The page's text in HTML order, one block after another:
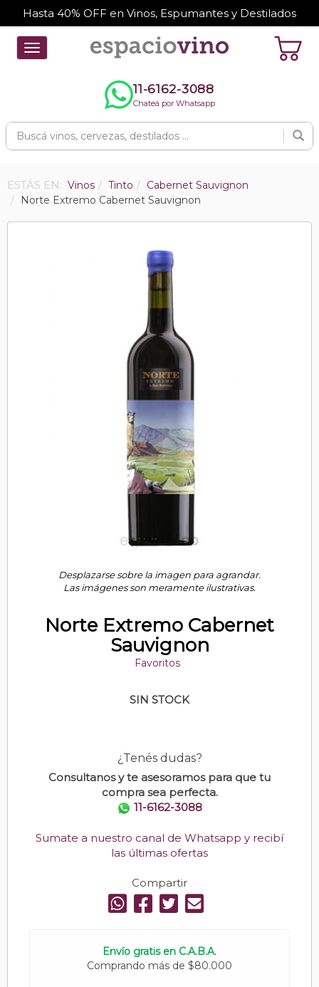
Hasta 40% OFF en Vinos, Espumantes y Destilados
Toggle
navigation
11-6162-3088
Chateá por Whatsapp
ESTÁS EN: Vinos Tinto
Cabernet Sauvignon
Norte Extremo Cabernet Sauvignon
Desplazarse sobre la imagen para agrandar.
Las imágenes son meramente ilustrativas.
Norte Extremo Cabernet
Sauvignon
Favoritos
SIN STOCK
¿Tenés dudas?
Consultanos y te asesoramos para que tu
compra sea perfecta.
11-6162-3088
Sumate a nuestro canal de Whatsapp y recibí
las últimas ofertas
Compartir
Envío gratis en C.A.B.A.
Comprando más de $80.000